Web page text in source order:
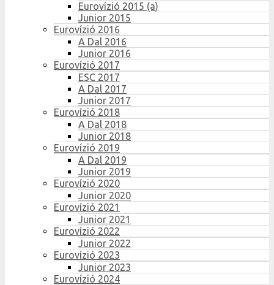
Eurovízió 2015 (a)
Junior 2015
Eurovízió 2016
A Dal 2016
Junior 2016
Eurovízió 2017
ESC 2017
A Dal 2017
Junior 2017
Eurovízió 2018
A Dal 2018
Junior 2018
Eurovízió 2019
A Dal 2019
Junior 2019
Eurovízió 2020
Junior 2020
Eurovízió 2021
Junior 2021
Eurovízió 2022
Junior 2022
Eurovízió 2023
Junior 2023
Eurovízió 2024